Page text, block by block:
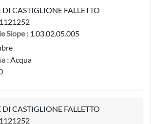
CASTIGLIONE FALLETTO
Siope : 1.03.02.05.005
:Acqua
CASTIGLIONE FALLETTO